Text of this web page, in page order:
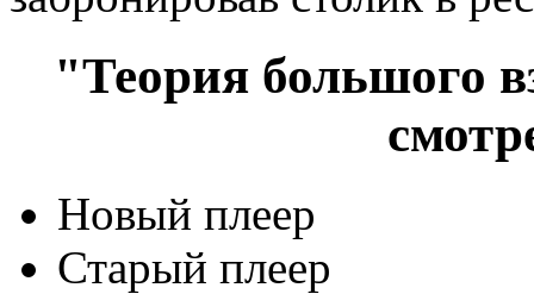
"Теория большого
Новый плеер
Старый плеер